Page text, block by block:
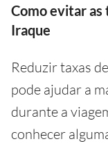
Como evitar as
Iraque
Reduzir taxas
pode ajudar a
durante a
conhecer